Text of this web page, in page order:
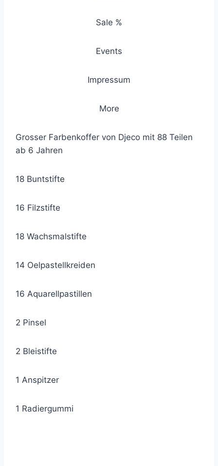
Sale %
Events
Impressum
More
Grosser Farbenkoffer von Djeco mit 88 Teilen
ab 6 Jahren
18 Buntstifte
16 Filzstifte
18 Wachsmalstifte
14 Oelpastellkreiden
16 Aquarellpastillen
2 Pinsel
2 Bleistifte
1 Anspitzer
1 Radiergummi